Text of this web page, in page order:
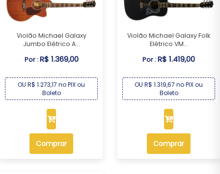
Violão Michael Galaxy
Jumbo Elétrico A...
Por :R$ 1.369,00
OU R$ 1.273,17 no PIX ou
Boleto
Comprar
Violão Michael Galaxy Folk
Elétrico VM...
Por :R$ 1.419,00
OU R$ 1.319,67 no PIX ou
Boleto
Comprar